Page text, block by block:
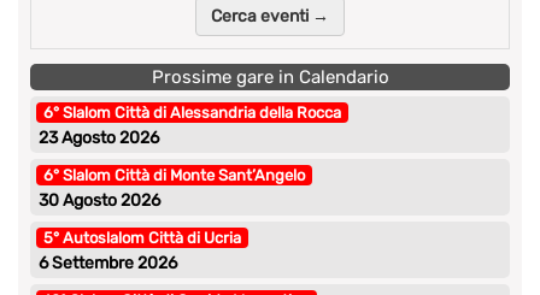
Cerca eventi →
Prossime gare in Calendario
6° Slalom Città di Alessandria della Rocca
23 Agosto 2026
6° Slalom Città di Monte Sant’Angelo
30 Agosto 2026
5° Autoslalom Città di Ucria
6 Settembre 2026